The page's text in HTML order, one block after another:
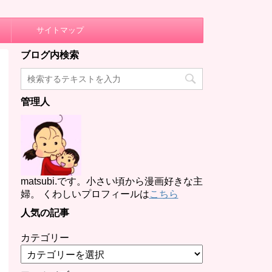
サイトマップ
ブログ内検索
管理人
matsubi.です。小さい頃から漫画好きな主
婦。 くわしいプロフィールはこちら
人気の記事
カテゴリー